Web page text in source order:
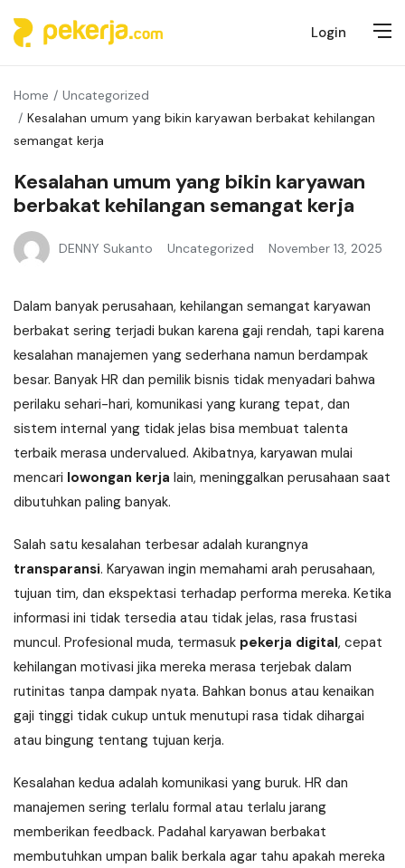
Login
Home
Uncategorized
Kesalahan umum yang bikin karyawan berbakat kehilangan
semangat kerja
Kesalahan umum yang bikin karyawan
berbakat kehilangan semangat kerja
DENNY Sukanto Uncategorized November 13, 2025
Dalam banyak perusahaan, kehilangan semangat karyawan
berbakat sering terjadi bukan karena gaji rendah, tapi karena
kesalahan manajemen yang sederhana namun berdampak
besar. Banyak HR dan pemilik bisnis tidak menyadari bahwa
perilaku sehari-hari, komunikasi yang kurang tepat, dan
sistem internal yang tidak jelas bisa membuat talenta
terbaik merasa undervalued. Akibatnya, karyawan mulai
mencari lowongan kerja lain, meninggalkan perusahaan saat
dibutuhkan paling banyak.
Salah satu kesalahan terbesar adalah kurangnya
transparansi. Karyawan ingin memahami arah perusahaan,
tujuan tim, dan ekspektasi terhadap performa mereka. Ketika
informasi ini tidak tersedia atau tidak jelas, rasa frustasi
muncul. Profesional muda, termasuk pekerja digital, cepat
kehilangan motivasi jika mereka merasa terjebak dalam
rutinitas tanpa dampak nyata. Bahkan bonus atau kenaikan
gaji tinggi tidak cukup untuk menutupi rasa tidak dihargai
atau bingung tentang tujuan kerja.
Kesalahan kedua adalah komunikasi yang buruk. HR dan
manajemen sering terlalu formal atau terlalu jarang
memberikan feedback. Padahal karyawan berbakat
membutuhkan umpan balik berkala agar tahu apakah mereka